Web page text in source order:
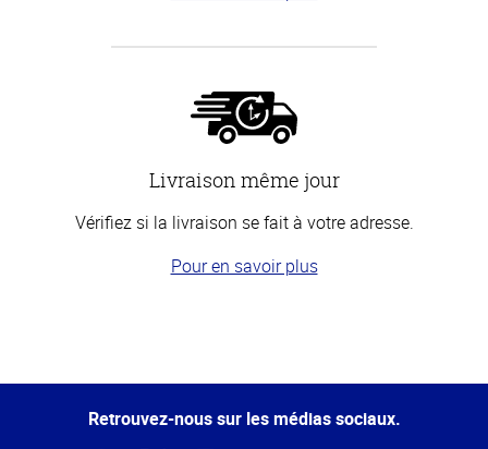
Livraison même jour
Vérifiez si la livraison se fait à votre adresse.
Pour en savoir plus
de la
Retrouvez-nous sur les médias sociaux.